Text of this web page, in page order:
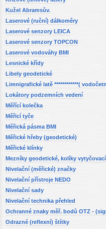
Kužel Abramsův.
Laserové (ruční) dálkoměry
Laserové senzory LEICA
Laserové senzory TOPCON
Laserové vodováhy BMI
Lesnické křídy
Libely geodetické
Limnigrafické latě ************(
Lokátory podzemních vedení
Měřící kolečka
Měřicí tyče
Měřická pásma BMI
Měřické hřeby (geodetické)
Měřické klínky
Mezníky geodetické, kolíky vytyčovací
Nivelační (měřické) značky
Nivelační přístroje NEDO
Nivelační sady
Nivelační technika přehled
Ochranné znaky měř. bodů OTZ -
Odrazné (reflexní) štítky